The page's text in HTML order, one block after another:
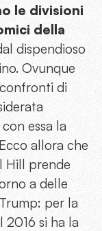
le divisioni
della
dispendioso
Ovunque
di
essa la
allora che
Hill prende
a delle
per la
2016 si ha la